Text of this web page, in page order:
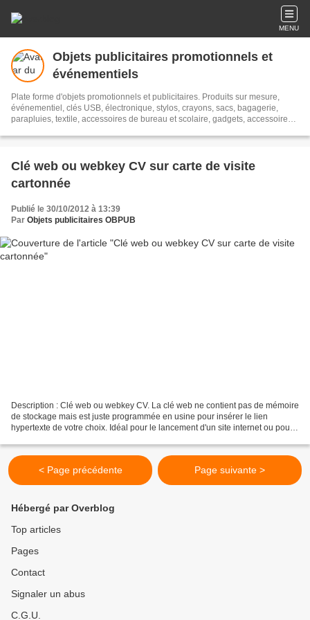
MENU
Objets publicitaires promotionnels et
événementiels
Plate forme d'objets promotionnels et publicitaires. Produits sur mesure,
événementiel, clés USB, électronique, stylos, crayons, sacs, bagagerie,
parapluies, textile, accessoires de bureau et scolaire, gadgets, accessoires
plein air, porte-clés,
Clé web ou webkey CV sur carte de visite
cartonnée
Publié le 30/10/2012 à 13:39
Par Objets publicitaires OBPUB
Description : Clé web ou webkey CV. La clé web ne contient pas de mémoire
de stockage mais est juste programmée en usine pour insérer le lien
hypertexte de votre choix. Idéal pour le lancement d'un site internet ou pour
< Page précédente Page suivante >
Hébergé par Overblog
Top articles
Pages
Contact
Signaler un abus
C.G.U.